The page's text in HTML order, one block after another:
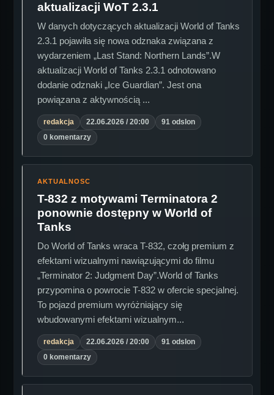
aktualizacji WoT 2.3.1
W danych dotyczących aktualizacji World of Tanks
2.3.1 pojawiła się nowa odznaka związana z
wydarzeniem „Last Stand: Northern Lands”.W
aktualizacji World of Tanks 2.3.1 odnotowano
dodanie odznaki „Ice Guardian”. Jest ona
powiązana z aktywnością ...
redakcja 22.06.2026 / 20:00
91 odslon
0 komentarzy
AKTUALNOSC
T-832 z motywami Terminatora 2
ponownie dostępny w World of
Tanks
Do World of Tanks wraca T-832, czołg premium z
efektami wizualnymi nawiązującymi do filmu
„Terminator 2: Judgment Day”.World of Tanks
przypomina o powrocie T-832 w ofercie specjalnej.
To pojazd premium wyróżniający się
wbudowanymi efektami wizualnym...
redakcja 22.06.2026 / 20:00
91 odslon
0 komentarzy